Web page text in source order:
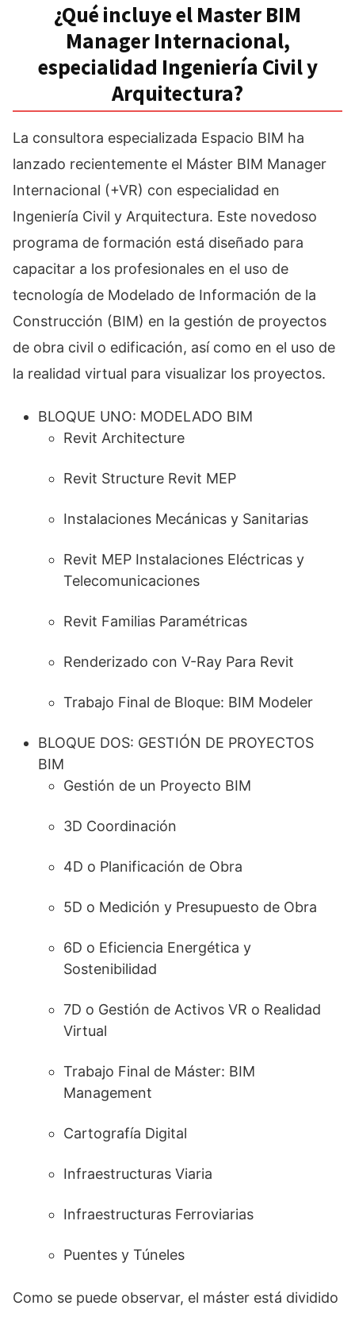
¿Qué incluye el Master BIM
Manager Internacional,
especialidad Ingeniería Civil y
Arquitectura?
La consultora especializada Espacio BIM ha
lanzado recientemente el Máster BIM Manager
Internacional (+VR) con especialidad en
Ingeniería Civil y Arquitectura. Este novedoso
programa de formación está diseñado para
capacitar a los profesionales en el uso de
tecnología de Modelado de Información de la
Construcción (BIM) en la gestión de proyectos
de obra civil o edificación, así como en el uso de
la realidad virtual para visualizar los proyectos.
BLOQUE UNO: MODELADO BIM
Revit Architecture
Revit Structure Revit MEP
Instalaciones Mecánicas y Sanitarias
Revit MEP Instalaciones Eléctricas y
Telecomunicaciones
Revit Familias Paramétricas
Renderizado con V-Ray Para Revit
Trabajo Final de Bloque: BIM Modeler
BLOQUE DOS: GESTIÓN DE PROYECTOS
BIM
Gestión de un Proyecto BIM
3D Coordinación
4D o Planificación de Obra
5D o Medición y Presupuesto de Obra
6D o Eficiencia Energética y
Sostenibilidad
7D o Gestión de Activos VR o Realidad
Virtual
Trabajo Final de Máster: BIM
Management
Cartografía Digital
Infraestructuras Viaria
Infraestructuras Ferroviarias
Puentes y Túneles
Como se puede observar, el máster está dividido